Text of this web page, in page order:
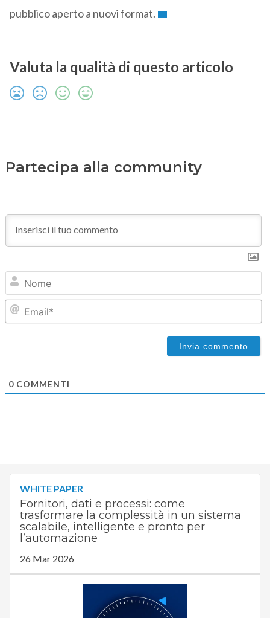
pubblico aperto a nuovi format.
Valuta la qualità di questo articolo
Partecipa alla community
0COMMENTI
WHITE PAPER
Fornitori, dati e processi: come
trasformare la complessità in un sistema
scalabile, intelligente e pronto per
l’automazione
26 Mar 2026